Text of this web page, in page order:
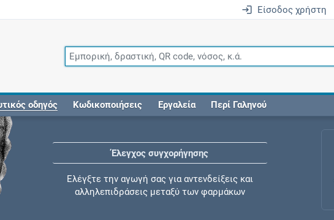
Είσοδος χρήστη
οδηγός Κωδικοποιήσεις Εργαλεία Περί Γαληνού
Έλεγχος συγχορήγησης
Ελέγξτε την αγωγή σας για αντενδείξεις και
αλληλεπιδράσεις μεταξύ των φαρμάκων